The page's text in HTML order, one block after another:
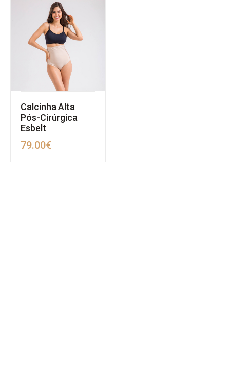
Calcinha Alta
Pós-Cirúrgica
Esbelt
79.00€